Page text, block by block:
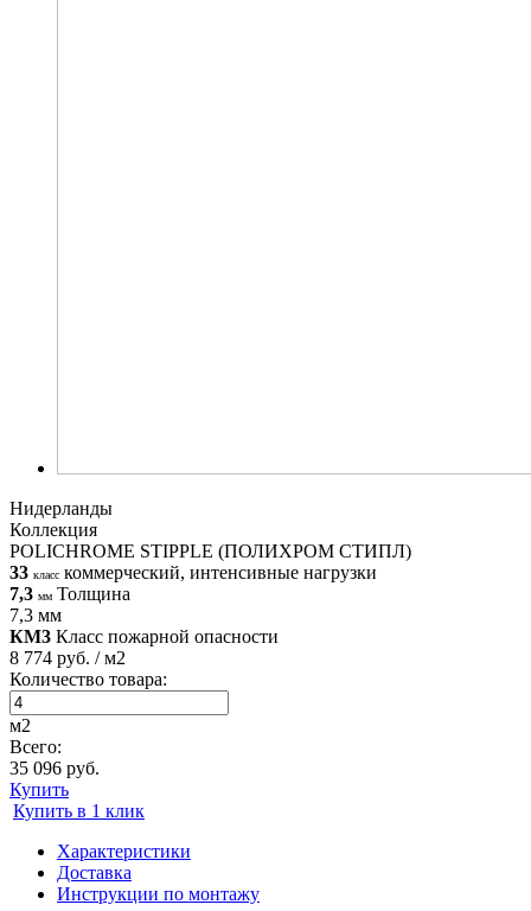
Нидерланды
Коллекция
POLICHROME STIPPLE (ПОЛИХРОМ СТИПЛ)
33 класс коммерческий, интенсивные нагрузки
7,3 мм Толщина
7,3 мм
КМ3 Класс пожарной опасности
8 774 руб. / м2
Количество товара:
м2
Всего:
35 096 руб.
Купить
Купить в 1 клик
Характеристики
Доставка
Инструкции по монтажу